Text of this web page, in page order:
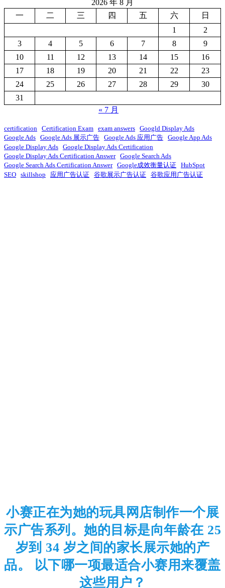
2026 年 8 月
一
二 三 四 五 六
日
1
2
3
4 5 6 7 8
9
10
11 12 13 14 15
16
17
18 19 20 21 22
23
24
25 26 27 28 29
30
31
« 7 月
certification Certification Exam exam answers Googld Display Ads
Google Ads Google Ads 展示广告 Google Ads 应用广告 Google App Ads
Google Display Ads Google Display Ads Certification
Google Display Ads Certification Answer Google Search Ads
Google Search Ads Certification Answer Google成效衡量认证 HubSpot
SEO skillshop 应用广告认证 谷歌展示广告认证 谷歌应用广告认证
小赛正在为她的玩具网店制作一个展
示广告系列。她的目标是向年龄在 25
岁到 34 岁之间的家长展示她的产
品。 以下哪一项最适合小赛用来覆盖
这些用户？